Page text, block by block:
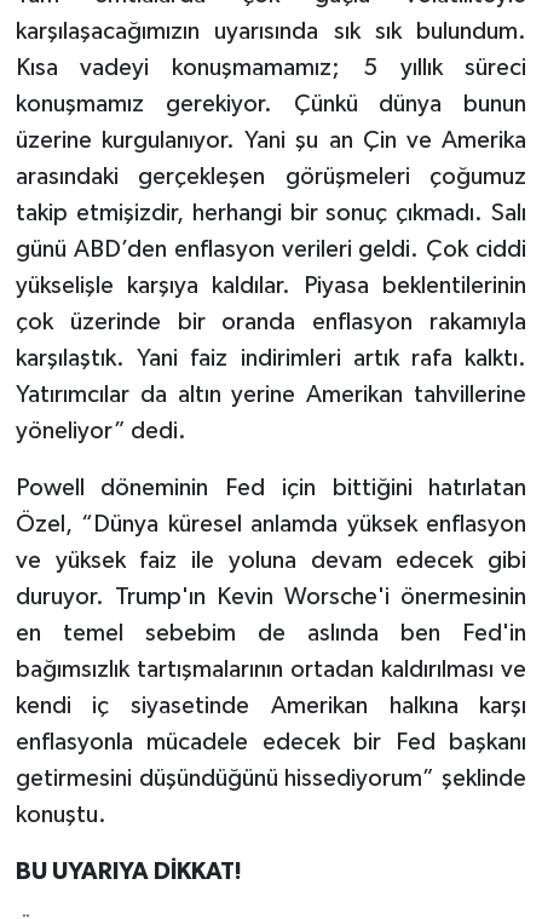
karşılaşacağımızın uyarısında sık sık bulundum.
Kısa vadeyi konuşmamamız; 5 yıllık süreci
konuşmamız gerekiyor. Çünkü dünya bunun
üzerine kurgulanıyor. Yani şu an Çin ve Amerika
arasındaki gerçekleşen görüşmeleri çoğumuz
takip etmişizdir, herhangi bir sonuç çıkmadı. Salı
günü ABD’den enflasyon verileri geldi. Çok ciddi
yükselişle karşıya kaldılar. Piyasa beklentilerinin
çok üzerinde bir oranda enflasyon rakamıyla
karşılaştık. Yani faiz indirimleri artık rafa kalktı.
Yatırımcılar da altın yerine Amerikan tahvillerine
yöneliyor” dedi.
Powell döneminin Fed için bittiğini hatırlatan
Özel, “Dünya küresel anlamda yüksek enflasyon
ve yüksek faiz ile yoluna devam edecek gibi
duruyor. Trump'ın Kevin Worsche'i önermesinin
en temel sebebim de aslında ben Fed'in
bağımsızlık tartışmalarının ortadan kaldırılması ve
kendi iç siyasetinde Amerikan halkına karşı
enflasyonla mücadele edecek bir Fed başkanı
getirmesini düşündüğünü hissediyorum” şeklinde
konuştu.
BU UYARIYA DİKKAT!